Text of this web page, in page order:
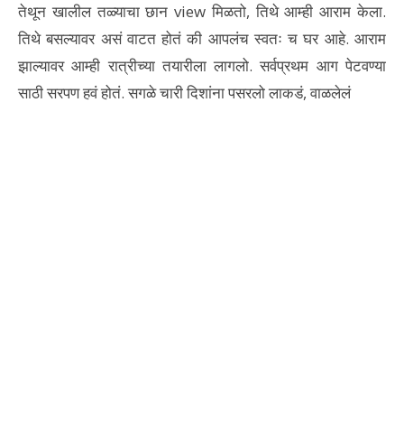
तेथून खालील तळ्याचा छान view मिळतो, तिथे आम्ही आराम केला.
तिथे बसल्यावर असं वाटत होतं की आपलंच स्वतः च घर आहे. आराम
झाल्यावर आम्ही रात्रीच्या तयारीला लागलो. सर्वप्रथम आग पेटवण्या
साठी सरपण हवं होतं. सगळे चारी दिशांना पसरलो लाकडं, वाळलेलं